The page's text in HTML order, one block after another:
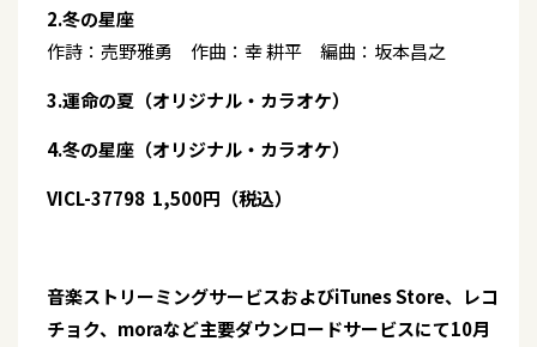
2.冬の星座
作詩：売野雅勇 作曲：幸 耕平 編曲：坂本昌之
3.運命の夏（オリジナル・カラオケ）
4.冬の星座（オリジナル・カラオケ）
VICL-37798 1,500円（税込）
音楽ストリーミングサービスおよびiTunes Store、レコ
チョク、moraなど主要ダウンロードサービスにて10月